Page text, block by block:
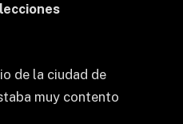
de la ciudad de
muy contento